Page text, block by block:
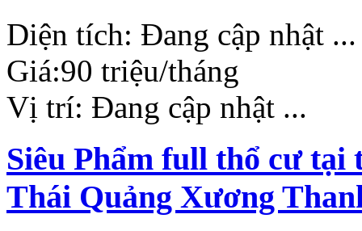
Diện tích: Đang cập nhật ...
Giá:90 triệu/tháng
Vị trí: Đang cập nhật ...
Siêu Phẩm full thổ cư
Thái Quảng Xương